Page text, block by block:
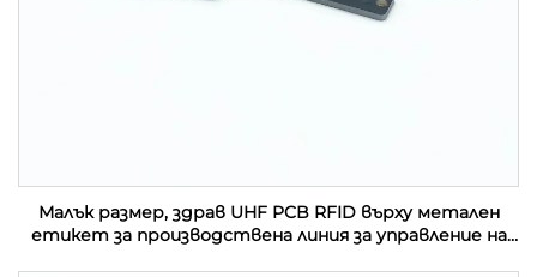
Малък размер, здрав UHF PCB RFID върху метален
етикет за производствена линия за управление на